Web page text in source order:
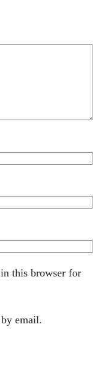
this browser for
email.